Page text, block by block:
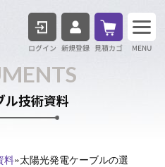
ログイン 見積
ル技術資料
料»太陽光発電ケーブルの選